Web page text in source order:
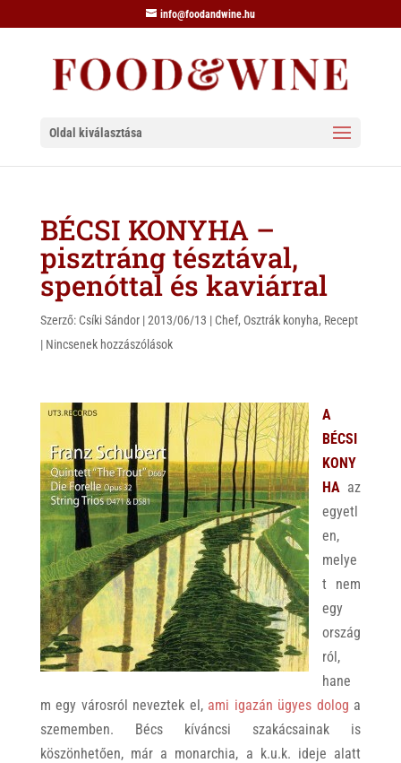
info@foodandwine.hu
Oldal kiválasztása
BÉCSI KONYHA –
pisztráng tésztával,
spenóttal és kaviárral
Szerző: Csíki Sándor|2013/06/13 | Chef, Osztrák konyha, Recept
| Nincsenek hozzászólások
A
BÉCSI
KONY
HAaz
egyetl
en,
melye
t nem
egy
ország
ról,
hane
m egy városról neveztek el, ami igazán ügyes dolog a
szememben. Bécs kíváncsi szakácsainak is
köszönhetően, már a monarchia, a k.u.k. ideje alatt